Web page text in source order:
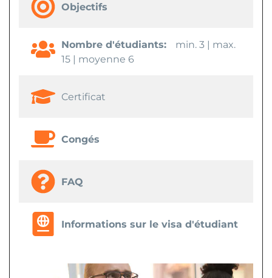
Objectifs
Nombre d'étudiants:
min. 3 | max.
15 | moyenne 6
Certificat
Congés
FAQ
Informations sur le visa d'étudiant